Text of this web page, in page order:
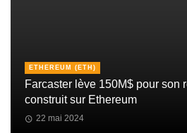
ETHEREUM (ETH)
Farcaster lève 150M$ pour son
construit sur Ethereum
22 mai 2024